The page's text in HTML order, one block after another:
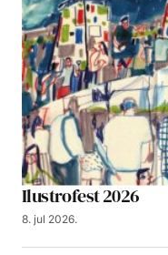
Ilustrofest 2026
8. jul 2026.